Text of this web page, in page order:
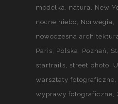
modelka
natura New
nocne niebo
Norwegia
nowoczesna
Paris
Polska Poznań
startrails
street photo
warsztaty fotograficzne
wyprawy fotograficzne